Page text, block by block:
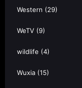
Western (29)
WeTV (9)
wildlife (4)
Wuxia (15)